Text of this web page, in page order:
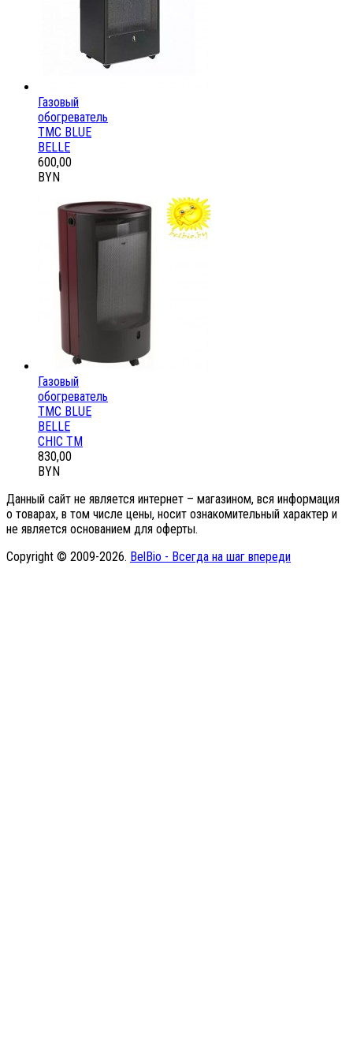
Газовый
обогреватель
ТМС BLUE
BELLE
600,00
BYN
Газовый
обогреватель
ТМС BLUE
BELLE
CHIC ТМ
830,00
BYN
Данный сайт не является интернет – магазином, вся информация
о товарах, в том числе цены, носит ознакомительный характер и
не является основанием для оферты.
Copyright © 2009-2026. BelBio - Всегда на шаг впереди